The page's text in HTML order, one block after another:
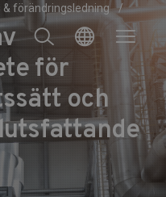
& förändringsledning
för
och